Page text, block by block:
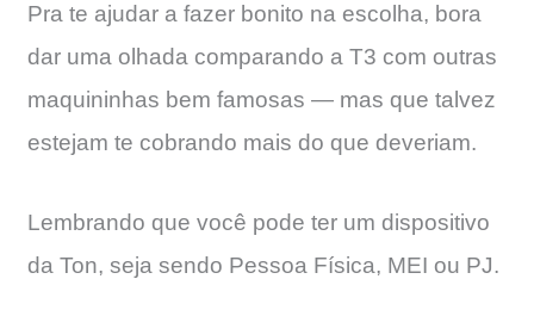
Pra te ajudar a fazer bonito na escolha, bora
dar uma olhada comparando a T3 com outras
maquininhas bem famosas — mas que talvez
estejam te cobrando mais do que deveriam.
Lembrando que você pode ter um dispositivo
da Ton, seja sendo Pessoa Física, MEI ou PJ.